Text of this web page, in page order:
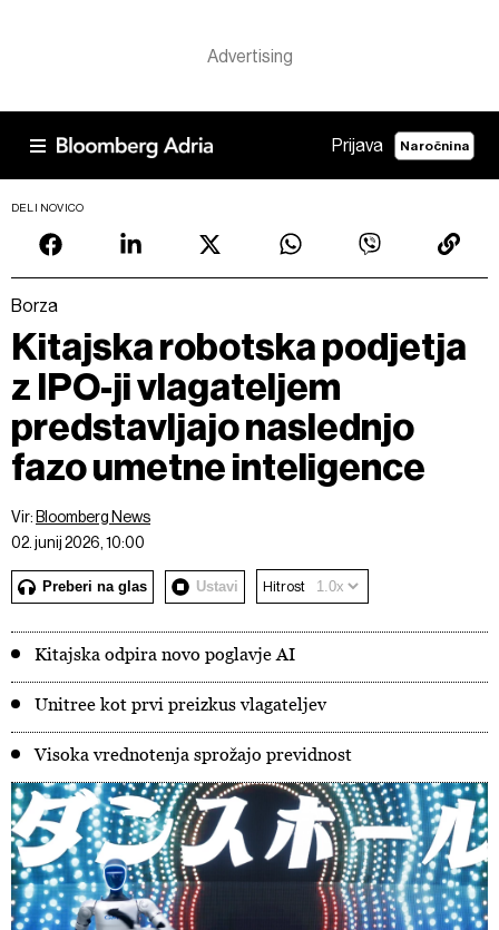
Prijava Naročnina
DELI NOVICO
Borza
Kitajska robotska podjetja
z IPO-ji vlagateljem
predstavljajo naslednjo
fazo umetne inteligence
Vir: Bloomberg News
02. junij 2026, 10:00
Preberi na glas Ustavi Hitrost
Kitajska odpira novo poglavje AI
Unitree kot prvi preizkus vlagateljev
Visoka vrednotenja sprožajo previdnost